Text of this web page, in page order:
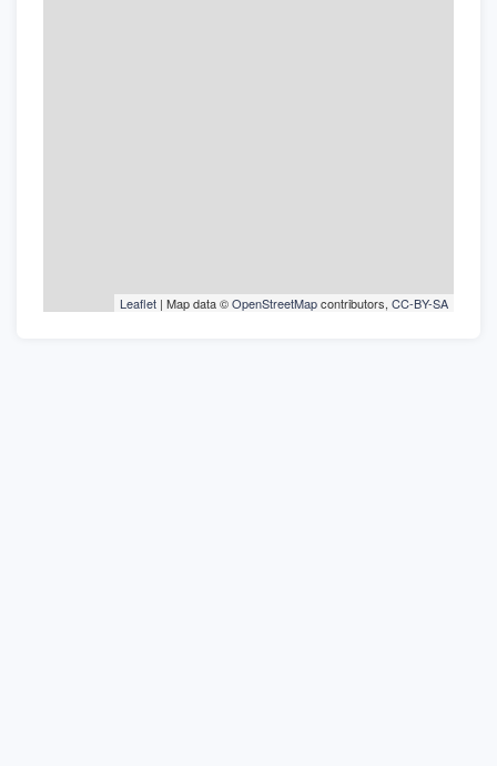
Leaflet | Map data ©OpenStreetMapcontributors, CC-BY-SA